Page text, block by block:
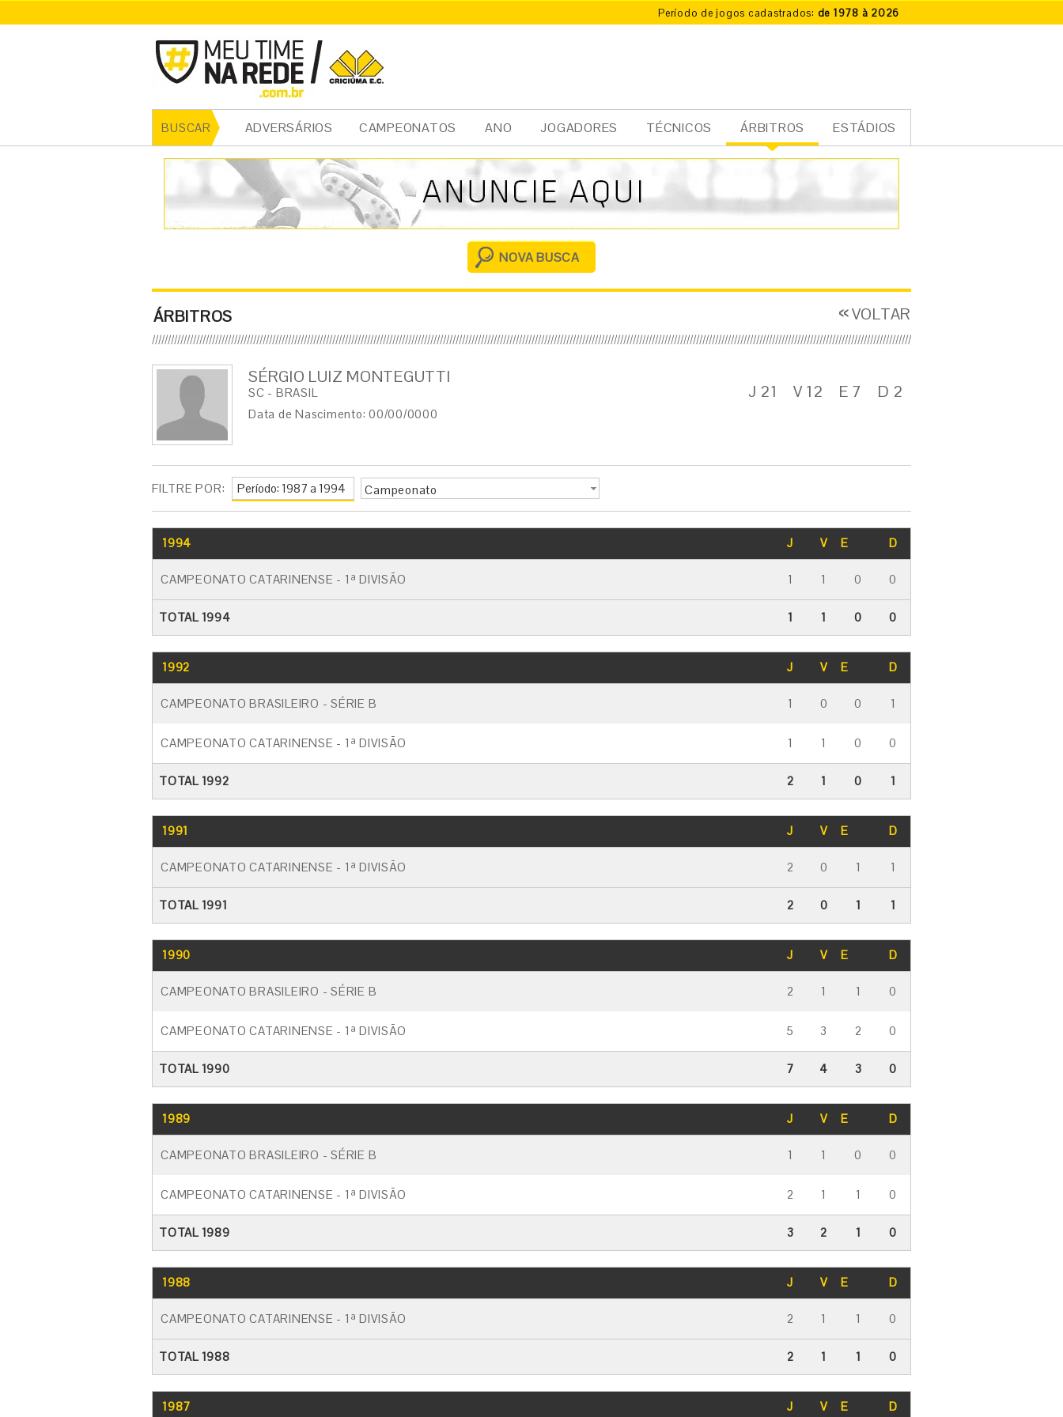
Período de jogos cadastrados: de 1978 à 2026
BUSCAR ADVERSÁRIOS CAMPEONATOS ANO JOGADORES TÉCNICOS ÁRBITROS ESTÁDIOS
cia
l
NOVA BUSCA
ÁRBITROS VOLTAR
SÉRGIO LUIZ MONTEGUTTI
SC - BRASIL
Data de Nascimento: 00/00/0000
J 21 V 12 E 7 D 2
FILTRE POR: Campeonato
1994 J V E D
CAMPEONATO CATARINENSE - 1ª DIVISÃO 1 1 0 0
TOTAL 1994 1 1 0 0
1992 J V E D
CAMPEONATO BRASILEIRO - SÉRIE B 1 0 0 1
CAMPEONATO CATARINENSE - 1ª DIVISÃO 1 1 0 0
TOTAL 1992 2 1 0 1
1991 J V E D
CAMPEONATO CATARINENSE - 1ª DIVISÃO 2 0 1 1
TOTAL 1991 2 0 1 1
1990 J V E D
CAMPEONATO BRASILEIRO - SÉRIE B 2 1 1 0
CAMPEONATO CATARINENSE - 1ª DIVISÃO 5 3 2 0
TOTAL 1990 7 4 3 0
1989 J V E D
CAMPEONATO BRASILEIRO - SÉRIE B 1 1 0 0
CAMPEONATO CATARINENSE - 1ª DIVISÃO 2 1 1 0
TOTAL 1989 3 2 1 0
1988 J V E D
CAMPEONATO CATARINENSE - 1ª DIVISÃO 2 1 1 0
TOTAL 1988 2 1 1 0
1987 J V E D